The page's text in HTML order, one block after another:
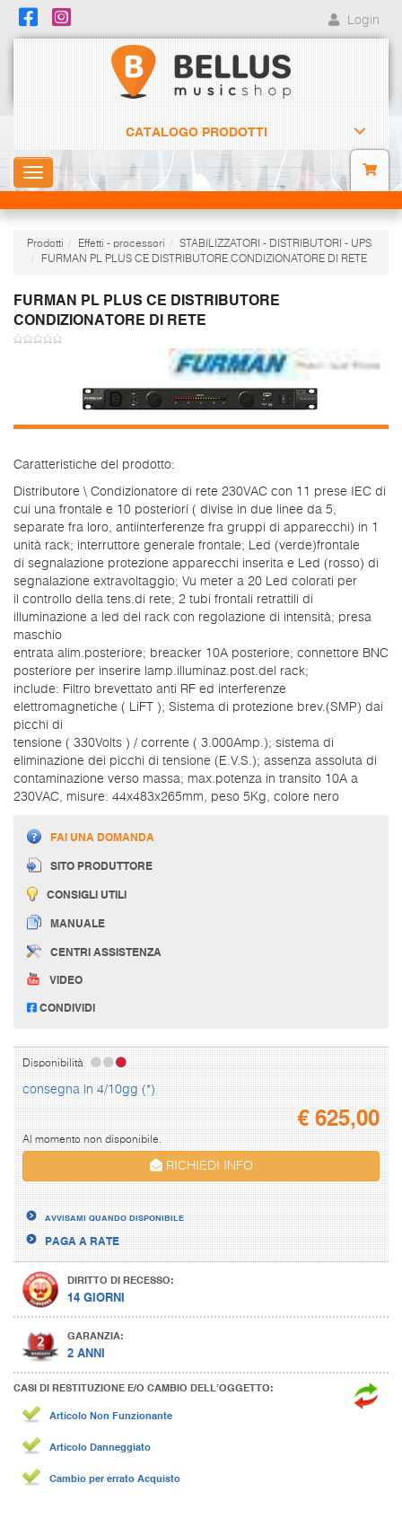
Login
CATALOGO PRODOTTI
Toggle
navigation
Prodotti Effetti - processori
STABILIZZATORI - DISTRIBUTORI - UPS
FURMAN PL PLUS CE DISTRIBUTORE CONDIZIONATORE DI RETE
FURMAN PL PLUS CE DISTRIBUTORE
CONDIZIONATORE DI RETE
Caratteristiche del prodotto:
Distributore \ Condizionatore di rete 230VAC con 11 prese IEC di
cui una frontale e 10 posteriori ( divise in due linee da 5,
separate fra loro, antiinterferenze fra gruppi di apparecchi) in 1
unità rack; interruttore generale frontale; Led (verde)frontale
di segnalazione protezione apparecchi inserita e Led (rosso) di
segnalazione extravoltaggio; Vu meter a 20 Led colorati per
il controllo della tens.di rete; 2 tubi frontali retrattili di
illuminazione a led del rack con regolazione di intensità; presa
maschio
entrata alim.posteriore; breacker 10A posteriore; connettore BNC
posteriore per inserire lamp.illuminaz.post.del rack;
include: Filtro brevettato anti RF ed interferenze
elettromagnetiche ( LiFT ); Sistema di protezione brev.(SMP) dai
picchi di
tensione ( 330Volts ) / corrente ( 3.000Amp.); sistema di
eliminazione dei picchi di tensione (E.V.S.); assenza assoluta di
contaminazione verso massa; max.potenza in transito 10A a
230VAC, misure: 44x483x265mm, peso 5Kg, colore nero
FAI UNA DOMANDA
SITO PRODUTTORE
CONSIGLI UTILI
MANUALE
CENTRI ASSISTENZA
VIDEO
CONDIVIDI
Disponibilità
consegna in 4/10gg (*)
€625,00
Al momento non disponibile.
RICHIEDI INFO
AVVISAMI QUANDO DISPONIBILE
PAGA A RATE
DIRITTO DI RECESSO:
14 GIORNI
GARANZIA:
2 ANNI
CASI DI RESTITUZIONE E/O CAMBIO DELL’OGGETTO:
Articolo Non Funzionante
Articolo Danneggiato
Cambio per errato Acquisto